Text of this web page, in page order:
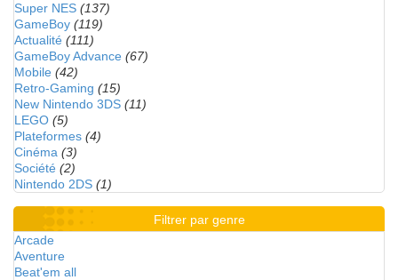
Super NES (137)
GameBoy (119)
Actualité (111)
GameBoy Advance (67)
Mobile (42)
Retro-Gaming (15)
New Nintendo 3DS (11)
LEGO (5)
Plateformes (4)
Cinéma (3)
Société (2)
Nintendo 2DS (1)
Filtrer par genre
Arcade
Aventure
Beat'em all